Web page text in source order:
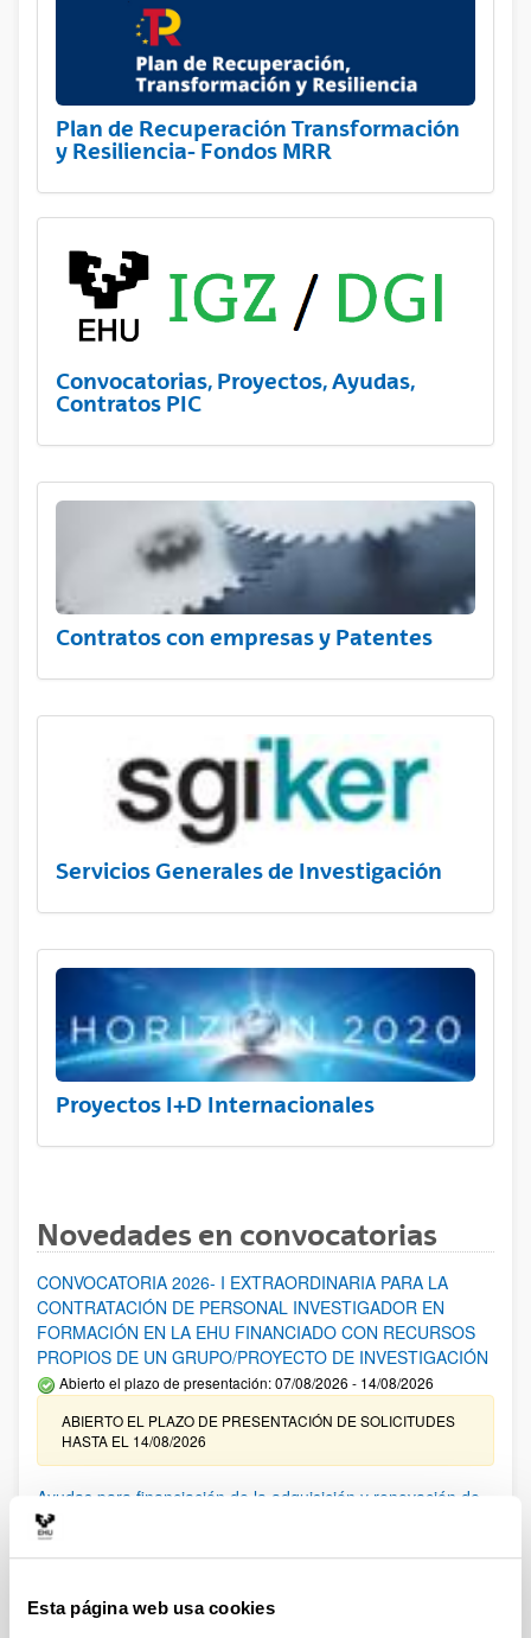
Esta página web usa cookies
Plan de Recuperación Transformación
y Resiliencia- Fondos MRR
Convocatorias, Proyectos, Ayudas,
Contratos PIC
Contratos con empresas y Patentes
Servicios Generales de Investigación
Proyectos I+D Internacionales
Novedades en convocatorias
CONVOCATORIA 2026- I EXTRAORDINARIA PARA LA
CONTRATACIÓN DE PERSONAL INVESTIGADOR EN
FORMACIÓN EN LA EHU FINANCIADO CON RECURSOS
PROPIOS DE UN GRUPO/PROYECTO DE INVESTIGACIÓN
Abierto el plazo de presentación: 07/08/2026 - 14/08/2026
ABIERTO EL PLAZO DE PRESENTACIÓN DE SOLICITUDES
HASTA EL 14/08/2026
Ayudas para financiación de la adquisición y renovación de
infraestructura científica y fondos bibliográficos en la
UPV/EHU 2026
25/03/2026: Corrección de errores del listado provisional de